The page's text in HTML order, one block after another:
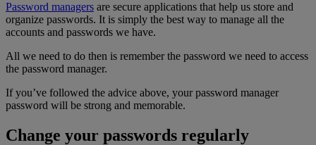
Password managers are secure applications that help us store and
organize passwords. It is simply the best way to manage all the
accounts and passwords we have.
All we need to do then is remember the password we need to access
the password manager.
If you’ve followed the advice above, your password manager
password will be strong and memorable.
Change your passwords regularly